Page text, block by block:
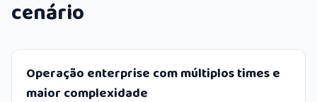
cenário
Operação enterprise com múltiplos times e
maior complexidade